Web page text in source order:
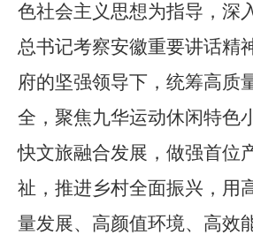
色社会主义思想为指导，深
总书记考察安徽重要讲话精
府的坚强领导下， 统筹高质
全，聚焦九华运动休闲特色
快文旅融合发展，做强首位
祉，推进乡村全面振兴， 用
量发展、高颜值环境、高效